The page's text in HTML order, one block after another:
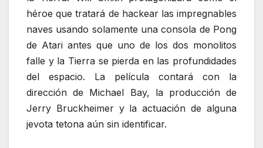
héroe que tratará de hackear las impregnables
naves usando solamente una consola de Pong
de Atari antes que uno de los dos monolitos
falle y la Tierra se pierda en las profundidades
del espacio. La película contará con la
dirección de Michael Bay, la producción de
Jerry Bruckheimer y la actuación de alguna
jevota tetona aún sin identificar.